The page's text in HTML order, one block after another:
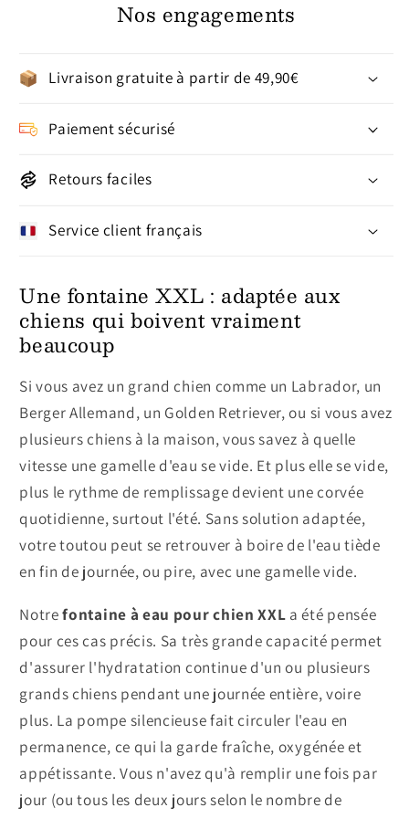
Nos engagements
Livraison gratuite à partir de 49,90€
Paiement sécurisé
Retours faciles
Service client français
Une fontaine XXL : adaptée aux
chiens qui boivent vraiment
beaucoup
Si vous avez un grand chien comme un Labrador, un
Berger Allemand, un Golden Retriever, ou si vous avez
plusieurs chiens à la maison, vous savez à quelle
vitesse une gamelle d'eau se vide. Et plus elle se vide,
plus le rythme de remplissage devient une corvée
quotidienne, surtout l'été. Sans solution adaptée,
votre toutou peut se retrouver à boire de l'eau tiède
en fin de journée, ou pire, avec une gamelle vide.
Notrefontaine à eau pour chien XXL a été pensée
pour ces cas précis. Sa très grande capacité permet
d'assurer l'hydratation continue d'un ou plusieurs
grands chiens pendant une journée entière, voire
plus. La pompe silencieuse fait circuler l'eau en
permanence, ce qui la garde fraîche, oxygénée et
appétissante. Vous n'avez qu'à remplir une fois par
jour (ou tous les deux jours selon le nombre de